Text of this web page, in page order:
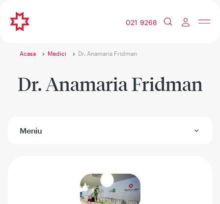
021 9268
Acasa Medici Dr. Anamaria Fridman
Dr. Anamaria Fridman
Meniu